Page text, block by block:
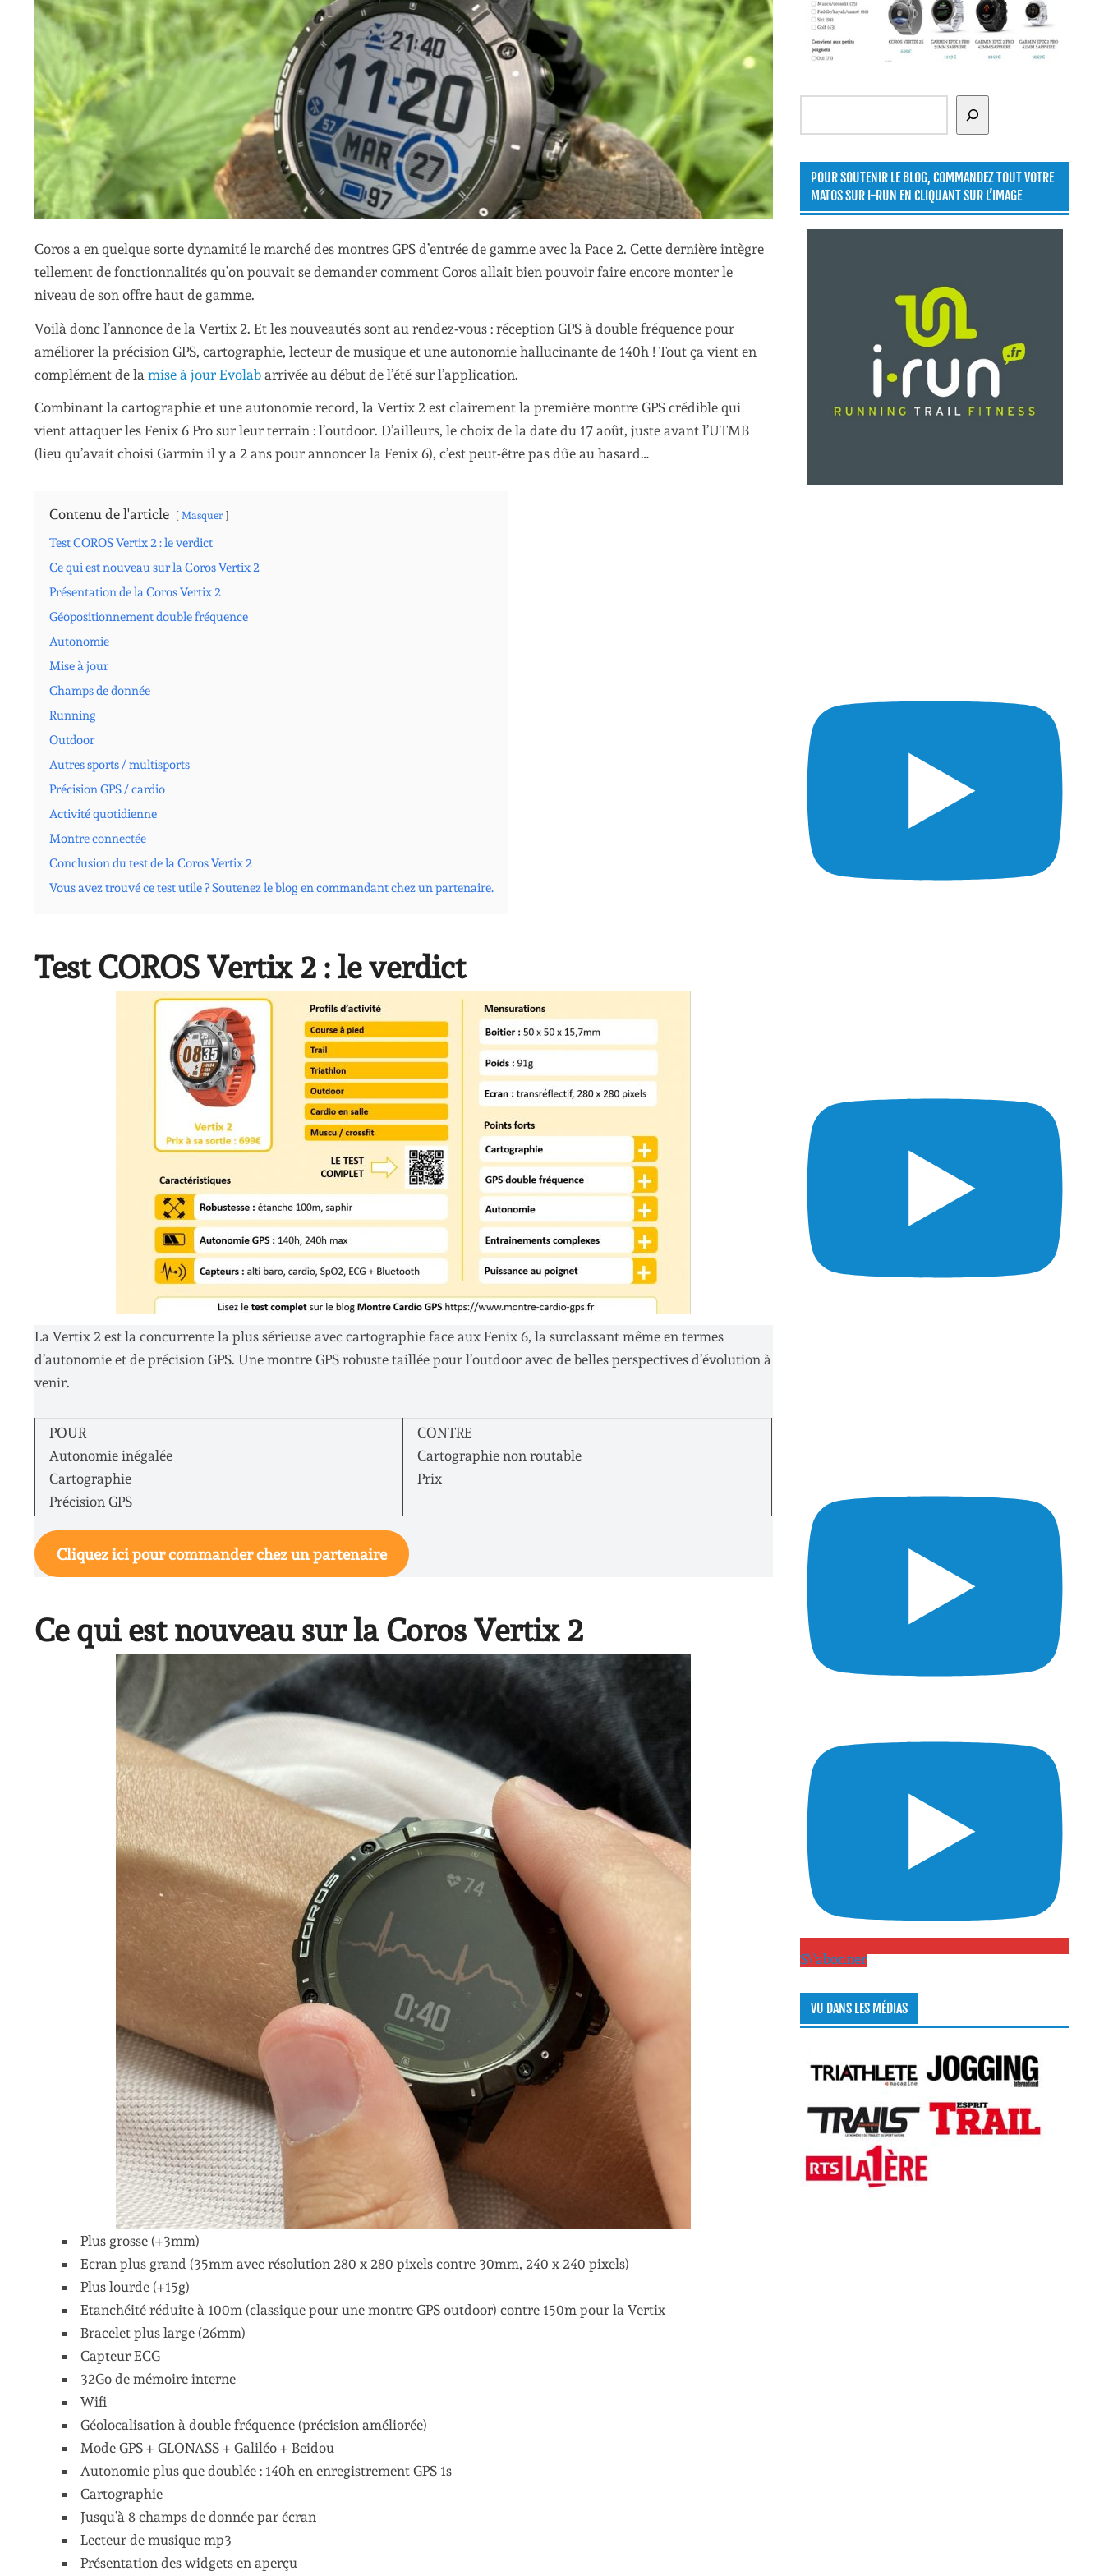
Coros a en quelque sorte dynamité le marché des montres GPS d’entrée de gamme avec la Pace 2. Cette dernière intègre
tellement de fonctionnalités qu’on pouvait se demander comment Coros allait bien pouvoir faire encore monter le
niveau de son offre haut de gamme.
Voilà donc l’annonce de la Vertix 2. Et les nouveautés sont au rendez-vous : réception GPS à double fréquence pour
améliorer la précision GPS, cartographie, lecteur de musique et une autonomie hallucinante de 140h ! Tout ça vient en
complément de la mise à jour Evolab arrivée au début de l’été sur l’application.
Combinant la cartographie et une autonomie record, la Vertix 2 est clairement la première montre GPS crédible qui
vient attaquer les Fenix 6 Pro sur leur terrain : l’outdoor. D’ailleurs, le choix de la date du 17 août, juste avant l’UTMB
(lieu qu’avait choisi Garmin il y a 2 ans pour annoncer la Fenix 6), c’est peut-être pas dûe au hasard…
Contenu de l'article Masquer
Test COROS Vertix 2 : le verdict
Ce qui est nouveau sur la Coros Vertix 2
Présentation de la Coros Vertix 2
Géopositionnement double fréquence
Autonomie
Mise à jour
Champs de donnée
Running
Outdoor
Autres sports / multisports
Précision GPS / cardio
Activité quotidienne
Montre connectée
Conclusion du test de la Coros Vertix 2
Vous avez trouvé ce test utile ? Soutenez le blog en commandant chez un partenaire.
Test COROS Vertix 2 : le verdict
La Vertix 2 est la concurrente la plus sérieuse avec cartographie face aux Fenix 6, la surclassant même en termes
d’autonomie et de précision GPS. Une montre GPS robuste taillée pour l’outdoor avec de belles perspectives d’évolution à
venir.
POUR
Autonomie inégalée
Cartographie
Précision GPS
CONTRE
Cartographie non routable
Prix
Cliquez ici pour commander chez un partenaire
Ce qui est nouveau sur la Coros Vertix 2
Plus grosse (+3mm)
Ecran plus grand (35mm avec résolution 280 x 280 pixels contre 30mm, 240 x 240 pixels)
Plus lourde (+15g)
Etanchéité réduite à 100m (classique pour une montre GPS outdoor) contre 150m pour la Vertix
Bracelet plus large (26mm)
Capteur ECG
32Go de mémoire interne
Wifi
Géolocalisation à double fréquence (précision améliorée)
Mode GPS + GLONASS + Galiléo + Beidou
Autonomie plus que doublée : 140h en enregistrement GPS 1s
Cartographie
Jusqu’à 8 champs de donnée par écran
Lecteur de musique mp3
Présentation des widgets en aperçu
Rechercher
POUR SOUTENIR LE BLOG, COMMANDEZ TOUT VOTRE
MATOS SUR I-RUN EN CLIQUANT SUR L’IMAGE
S\'abonner
VU DANS LES MÉDIAS